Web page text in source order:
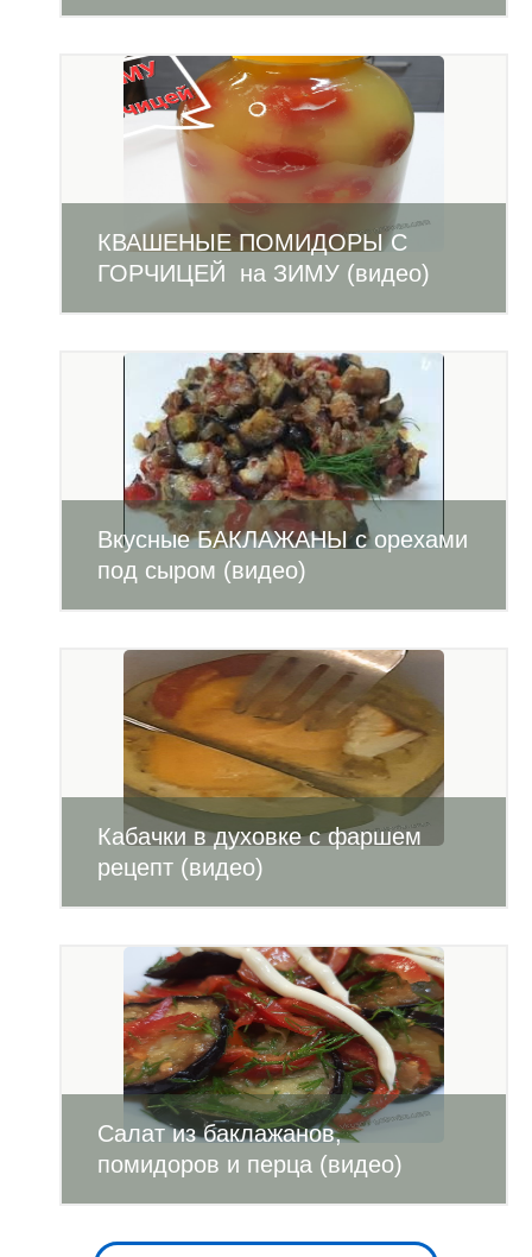
КВАШЕНЫЕ ПОМИДОРЫ С
ГОРЧИЦЕЙ на ЗИМУ (видео)
Вкусные БАКЛАЖАНЫ с орехами
под сыром (видео)
Кабачки в духовке с фаршем
рецепт (видео)
Салат из баклажанов,
помидоров и перца (видео)